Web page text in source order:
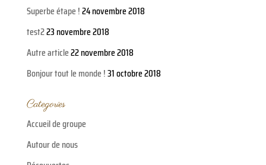
Superbe étape !24 novembre 2018
test223 novembre 2018
Autre article22 novembre 2018
Bonjour tout le monde !31 octobre 2018
Categories
Accueil de groupe
Autour de nous